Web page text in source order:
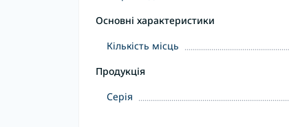
Основні характеристики
Кількість місць
Продукція
Серія